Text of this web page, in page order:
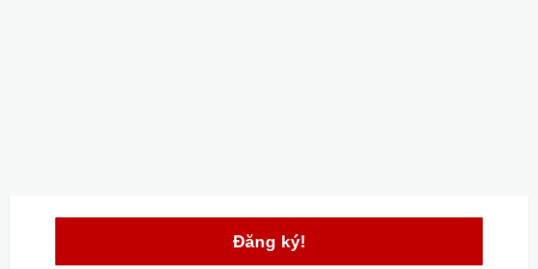
Đăng ký!